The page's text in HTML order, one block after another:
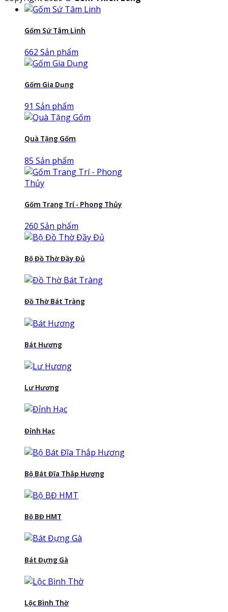
Gốm Sứ Tâm Linh
662 Sản phẩm
Gốm Gia Dụng
91 Sản phẩm
Quà Tặng Gốm
85 Sản phẩm
Gốm Trang Trí - Phong Thủy
260 Sản phẩm
Bộ Đồ Thờ Đầy Đủ
Đồ Thờ Bát Tràng
Bát Hương
Lư Hương
Đỉnh Hạc
Bộ Bát Đĩa Thắp Hương
Bộ BĐ HMT
Bát Đựng Gà
Lộc Bình Thờ